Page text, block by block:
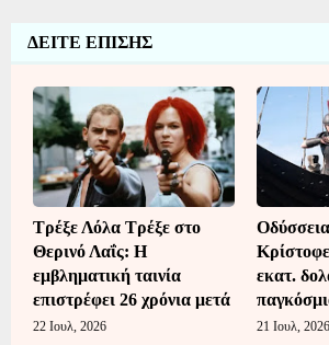
ΔΕΙΤΕ ΕΠΙΣΗΣ
Τρέξε Λόλα Τρέξε στο
Θερινό Λαΐς: Η
εμβληματική ταινία
επιστρέφει 26 χρόνια μετά
22 Ιουλ, 2026
εκατ.
21 Ιουλ, 2026